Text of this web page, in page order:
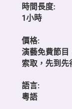
時間長度:
1小時
價格:
演藝免費節目
索取，先到先
語言:
粵語